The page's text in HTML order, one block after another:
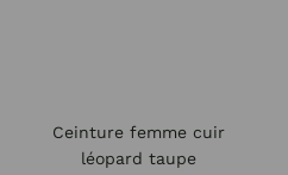
Ceinture femme cuir
léopard taupe